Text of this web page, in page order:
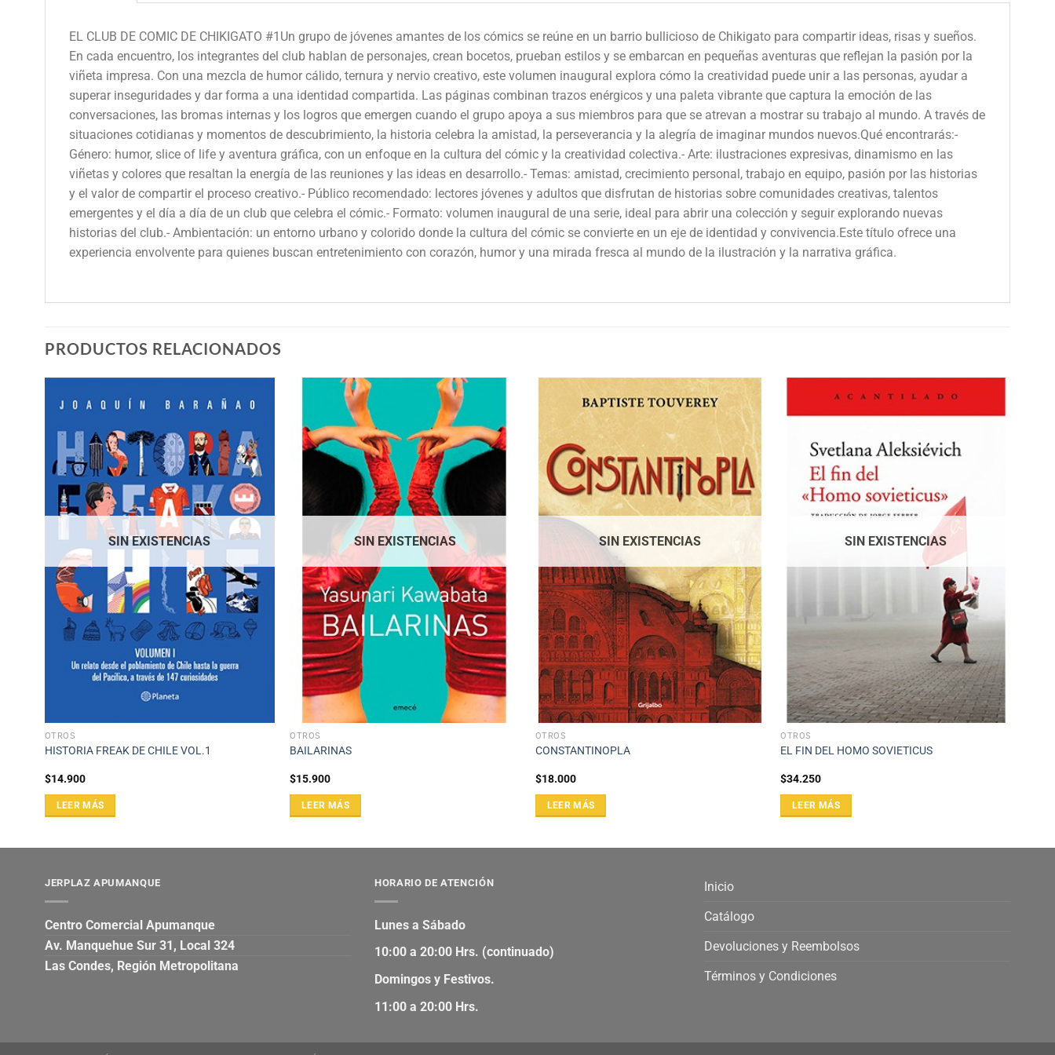
EL CLUB DE COMIC DE CHIKIGATO #1Un grupo de jóvenes amantes de los cómics se reúne en un barrio bullicioso de Chikigato para compartir ideas, risas y sueños.
En cada encuentro, los integrantes del club hablan de personajes, crean bocetos, prueban estilos y se embarcan en pequeñas aventuras que reflejan la pasión por la
viñeta impresa. Con una mezcla de humor cálido, ternura y nervio creativo, este volumen inaugural explora cómo la creatividad puede unir a las personas, ayudar a
superar inseguridades y dar forma a una identidad compartida. Las páginas combinan trazos enérgicos y una paleta vibrante que captura la emoción de las
conversaciones, las bromas internas y los logros que emergen cuando el grupo apoya a sus miembros para que se atrevan a mostrar su trabajo al mundo. A través de
situaciones cotidianas y momentos de descubrimiento, la historia celebra la amistad, la perseverancia y la alegría de imaginar mundos nuevos.Qué encontrarás:-
Género: humor, slice of life y aventura gráfica, con un enfoque en la cultura del cómic y la creatividad colectiva.- Arte: ilustraciones expresivas, dinamismo en las
viñetas y colores que resaltan la energía de las reuniones y las ideas en desarrollo.- Temas: amistad, crecimiento personal, trabajo en equipo, pasión por las historias
y el valor de compartir el proceso creativo.- Público recomendado: lectores jóvenes y adultos que disfrutan de historias sobre comunidades creativas, talentos
emergentes y el día a día de un club que celebra el cómic.- Formato: volumen inaugural de una serie, ideal para abrir una colección y seguir explorando nuevas
historias del club.- Ambientación: un entorno urbano y colorido donde la cultura del cómic se convierte en un eje de identidad y convivencia.Este título ofrece una
experiencia envolvente para quienes buscan entretenimiento con corazón, humor y una mirada fresca al mundo de la ilustración y la narrativa gráfica.
PRODUCTOS RELACIONADOS
SIN EXISTENCIAS
OTROS
HISTORIA FREAK DE CHILE VOL.1
$14.900
LEER MÁS
SIN EXISTENCIAS
OTROS
BAILARINAS
$15.900
LEER MÁS
SIN EXISTENCIAS
OTROS
CONSTANTINOPLA
$18.000
LEER MÁS
SIN EXISTENCIAS
OTROS
EL FIN DEL HOMO SOVIETICUS
$34.250
LEER MÁS
JERPLAZ APUMANQUE
Centro Comercial Apumanque
Av. Manquehue Sur 31, Local 324
Las Condes, Región Metropolitana
HORARIO DE ATENCIÓN
Lunes a Sábado
10:00 a 20:00 Hrs. (continuado)
Domingos y Festivos.
11:00 a 20:00 Hrs.
Inicio
Catálogo
Devoluciones y Reembolsos
Términos y Condiciones